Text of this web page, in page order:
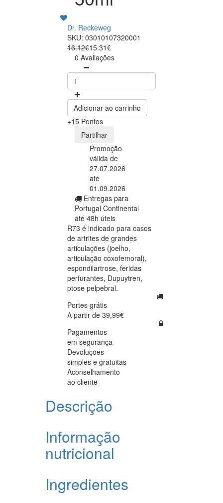
Dr. Reckeweg
SKU: 03010107320001
16.12€15.31€
0 Avaliações
Adicionar ao carrinho
+15 Pontos
Partilhar
Promoção
válida de
27.07.2026
até
01.09.2026
Entregas para
Portugal Continental
até 48h úteis
R73 é indicado para casos
de artrites de grandes
articulações (joelho,
articulação coxofemoral),
espondilartrose, feridas
perfurantes, Dupuytren,
ptose pelpebral.
Portes grátis
A partir de 39,99€
Pagamentos
em segurança
Devoluções
simples e gratuitas
Aconselhamento
ao cliente
Descrição
Informação
nutricional
Ingredientes